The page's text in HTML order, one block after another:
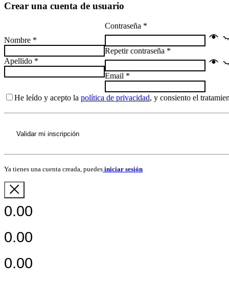
Crear una cuenta de usuario
Nombre *
Apellido *
Contraseña *
Repetir contraseña *
Email *
He leído y acepto la política de privacidad, y consiento el
Validar mi inscripción
Ya tienes una cuenta creada, puedes iniciar sesión
0.00
0.00
0.00